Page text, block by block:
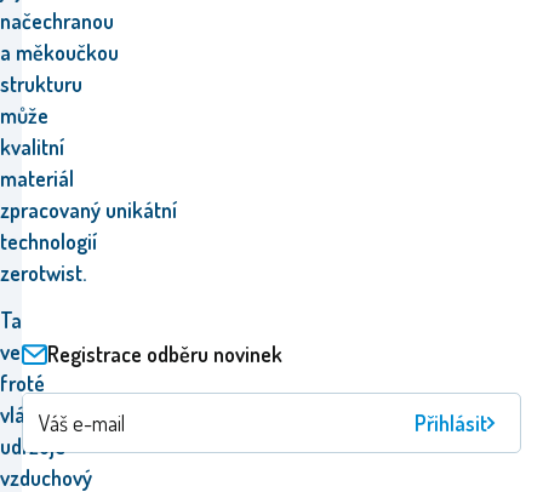
načechranou
a měkoučkou
strukturu
může
kvalitní
materiál
zpracovaný unikátní
technologií
zerotwist.
Ta
ve
froté
vláknech
udržuje
vzduchový
Registrace odběru novinek
Přihlásit